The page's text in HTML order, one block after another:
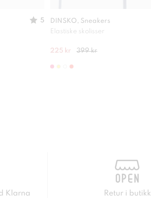
5
DINSKO, Sneakers
Elastiske skolisser
225 kr 399 kr
Klarna Retur i butikk